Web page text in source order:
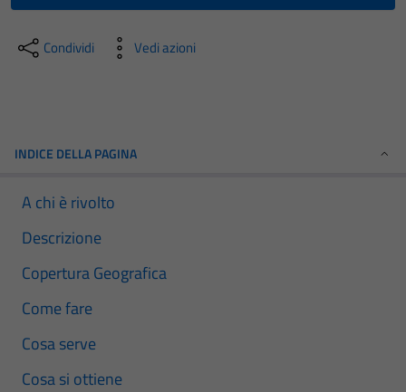
Condividi Vedi azioni
INDICE DELLA PAGINA
A chi è rivolto
Descrizione
Copertura Geografica
Come fare
Cosa serve
Cosa si ottiene